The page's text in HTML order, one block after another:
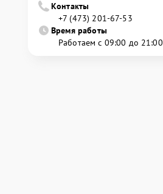
Контакты
+7 (473) 201-67-53
Время работы
Работаем с 09:00 до 21:00